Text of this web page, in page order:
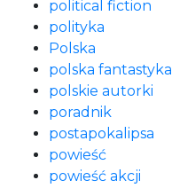
political fiction
polityka
Polska
polska fantastyka
polskie autorki
poradnik
postapokalipsa
powieść
powieść akcji